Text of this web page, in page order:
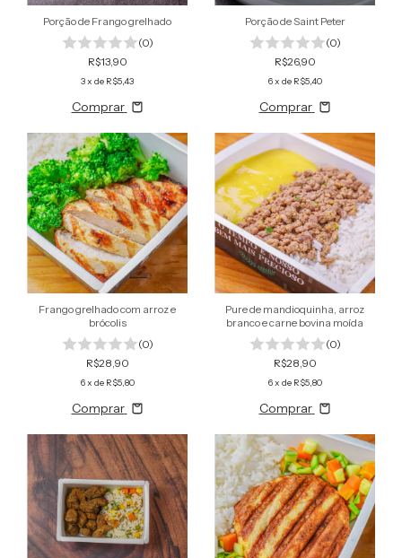
Porção de Frango grelhado
(0)
R$13,90
3x de R$5,43
Comprar
Porção de Saint Peter
(0)
R$26,90
6x de R$5,40
Comprar
Frango grelhado com arroz e
brócolis
(0)
R$28,90
6x de R$5,80
Comprar
Pure de mandioquinha, arroz
branco e carne bovina moída
(0)
R$28,90
6x de R$5,80
Comprar